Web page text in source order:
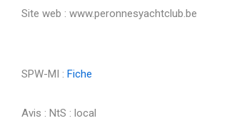
Site web : www.peronnesyachtclub.be
SPW-MI : Fiche
Avis : NtS : local